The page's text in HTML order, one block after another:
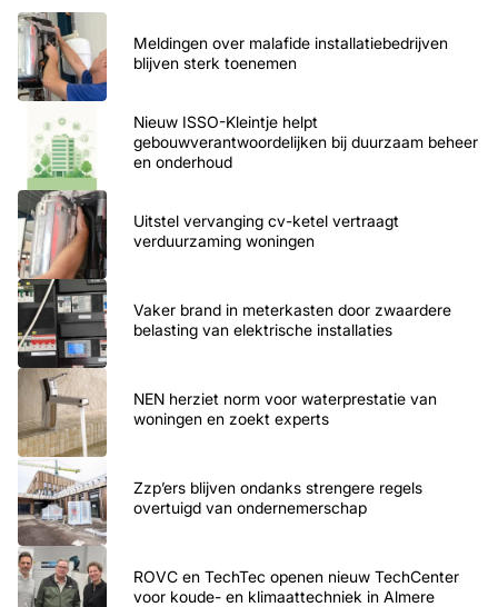
Meldingen over malafide installatiebedrijven
blijven sterk toenemen
Nieuw ISSO-Kleintje helpt
gebouwverantwoordelijken bij duurzaam beheer
en onderhoud
Uitstel vervanging cv-ketel vertraagt
verduurzaming woningen
Vaker brand in meterkasten door zwaardere
belasting van elektrische installaties
NEN herziet norm voor waterprestatie van
woningen en zoekt experts
Zzp’ers blijven ondanks strengere regels
overtuigd van ondernemerschap
ROVC en TechTec openen nieuw TechCenter
voor koude- en klimaattechniek in Almere